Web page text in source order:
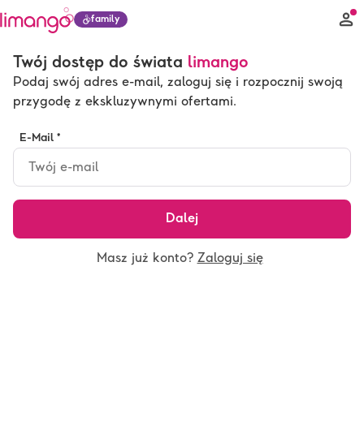
family
Twój dostęp do świata limango
Podaj swój adres e-mail, zaloguj się i rozpocznij swoją
przygodę z ekskluzywnymi ofertami.
E-Mail *
Dalej
Masz już konto? Zaloguj się